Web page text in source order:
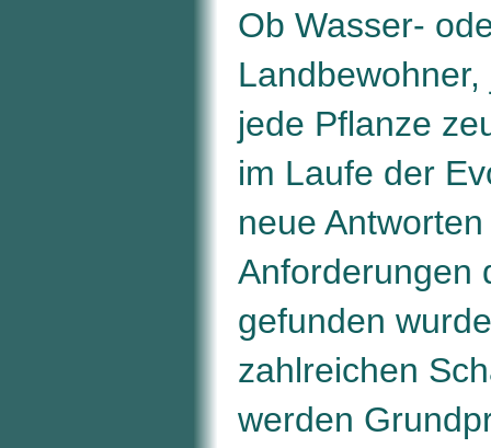
Ob Wasser-
jede Pflanze
im Laufe der
neue
Anforderungen
gefunden
zahlreichen
werden